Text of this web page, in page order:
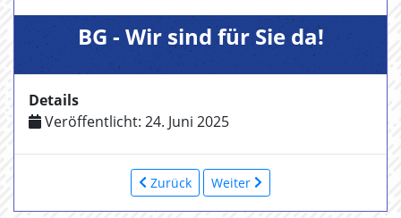
BG - Wir sind für Sie da!
Details
Veröffentlicht: 24. Juni 2025
Zurück Weiter